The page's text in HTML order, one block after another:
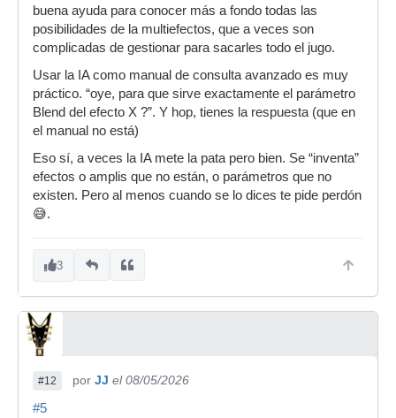
buena ayuda para conocer más a fondo todas las
posibilidades de la multiefectos, que a veces son
complicadas de gestionar para sacarles todo el jugo.
Usar la IA como manual de consulta avanzado es muy
práctico. “oye, para que sirve exactamente el parámetro
Blend del efecto X ?”. Y hop, tienes la respuesta (que en
el manual no está)
Eso sí, a veces la IA mete la pata pero bien. Se “inventa”
efectos o amplis que no están, o parámetros que no
existen. Pero al menos cuando se lo dices te pide perdón
😅.
3
#12 por JJ el 08/05/2026
#5